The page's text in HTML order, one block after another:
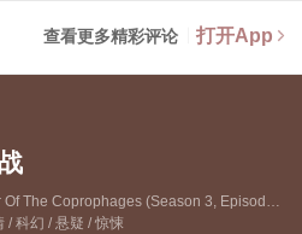
查看更多精彩评论 打开App
X-Files: War Of The Coprophages (Season 3, Episode 12)
/ 科幻 / 悬疑 / 惊悚